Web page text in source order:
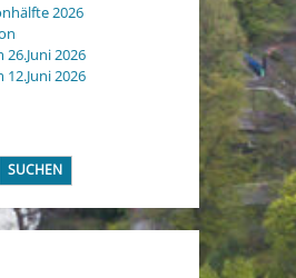
2026
2026
2026
SUCHEN